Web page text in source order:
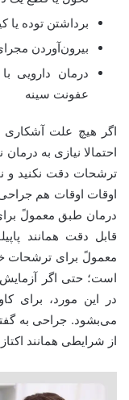
برداشتن توده یا
بیرون‌آوردن
درمان دارویی با
عفونت سینه
اگر هیچ علت آشکاری
احتمالا نیازی به
ترشحات دقت نکنید و
اوقات اوقات هم
درمان طبق معمولً
قابل دقت همانند
معمولً برای ترشحات
است؛ حتی اگر
در این مورد، برای
می‌بشود. جراحی به
از شرایطی همانند